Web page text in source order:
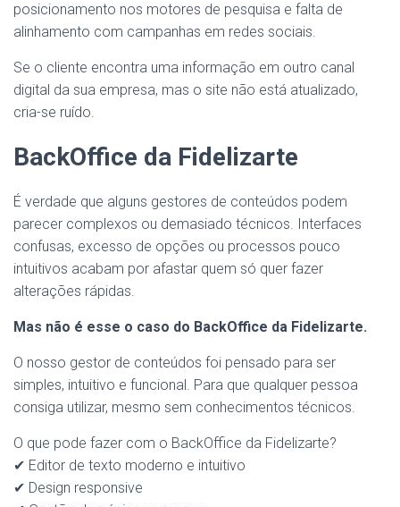
posicionamento nos motores de pesquisa e falta de
alinhamento com campanhas em redes sociais.
Se o cliente encontra uma informação em outro canal
digital da sua empresa, mas o site não está atualizado,
cria-se ruído.
BackOffice da Fidelizarte
É verdade que alguns gestores de conteúdos podem
parecer complexos ou demasiado técnicos. Interfaces
confusas, excesso de opções ou processos pouco
intuitivos acabam por afastar quem só quer fazer
alterações rápidas.
Mas não é esse o caso do BackOffice da Fidelizarte.
O nosso gestor de conteúdos foi pensado para ser
simples, intuitivo e funcional. Para que qualquer pessoa
consiga utilizar, mesmo sem conhecimentos técnicos.
O que pode fazer com o BackOffice da Fidelizarte?
✔ Editor de texto moderno e intuitivo
✔ Design responsive